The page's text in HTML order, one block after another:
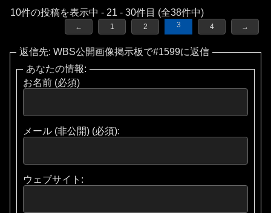
10件の投稿を表示中 - 21 - 30件目 (全38件中)
← 1 2 3 4 →
返信先: WBS公開画像掲示板で#1599に返信
あなたの情報:
お名前 (必須)
メール (非公開) (必須):
ウェブサイト: